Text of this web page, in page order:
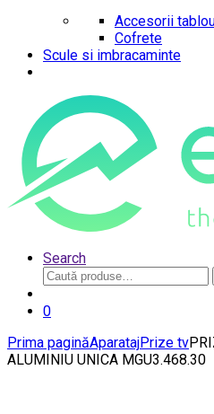
Accesorii
Cofrete
Scule si imbracaminte
Search
Caută
după:
0
Prima paginăAparatajPrize tv
ALUMINIU UNICA MGU3.468.30